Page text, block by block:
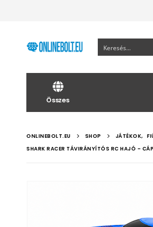
Összes
ONLINEBOLT.EU SHOP JÁTÉKOK,
SHARK RACER TÁVIRÁNYÍTÓS RC HAJÓ –